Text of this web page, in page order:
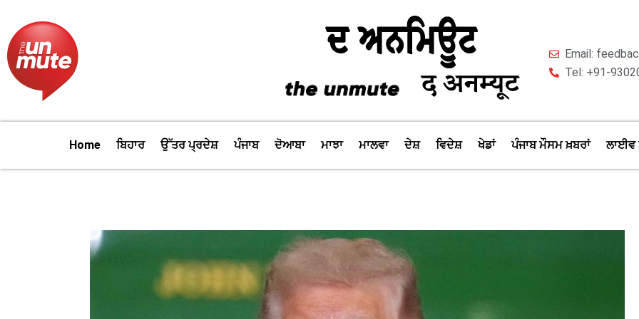
content
Email:
Tel: +91-
Home ਬਿਹਾਰ ਉੱਤਰ ਪ੍ਰਦੇਸ਼ ਪੰਜਾਬ ਦੋਆਬਾ ਮਾਝਾ ਮਾਲਵਾ ਦੇਸ਼ ਵਿਦੇਸ਼ ਖੇਡਾਂ ਪੰਜਾਬ ਮੌਸਮ ਖ਼ਬਰਾਂ ਲਾਈਵ